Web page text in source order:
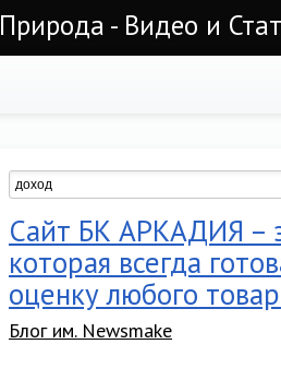
Природа - Видео и
Сайт БК АРКАДИЯ –
которая всегда
оценку любого
Блог им. Newsmake